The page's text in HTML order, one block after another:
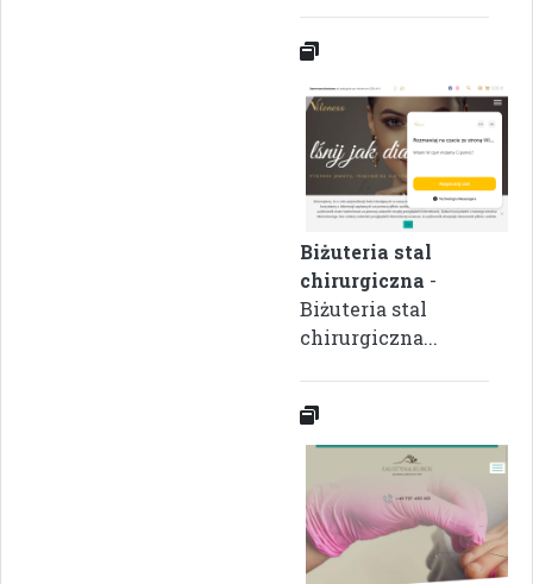
Biżuteria stal
chirurgiczna -
Biżuteria stal
chirurgiczna...